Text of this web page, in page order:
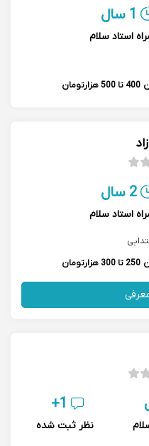
1 سال
استاد سلام
400 تا 500 هزارتومان
2 سال
استاد سلام
250 تا 300 هزارتومان
1+
نظر ثبت شده